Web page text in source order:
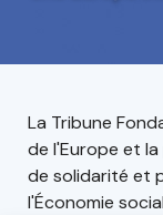
La Tribune
de l'Europe et
de solidarité et
l'Économie